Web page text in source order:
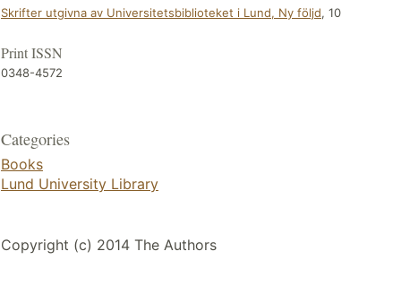
Skrifter utgivna av Universitetsbiblioteket i Lund, Ny följd, 10
Print ISSN
0348-4572
Categories
Books
Lund University Library
Copyright (c) 2014 The Authors